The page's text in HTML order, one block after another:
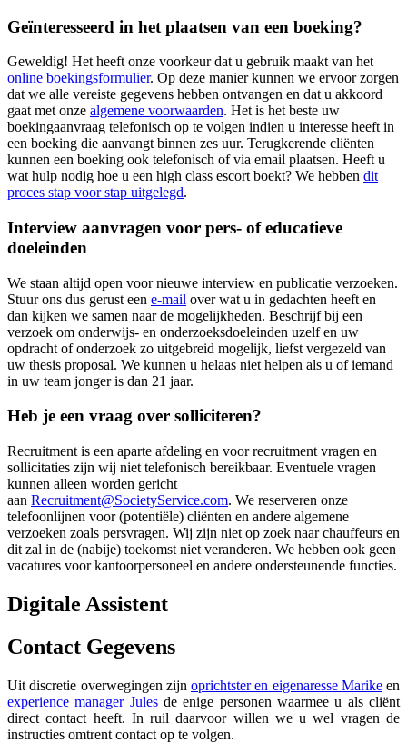
Geïnteresseerd in het plaatsen van een boeking?
Geweldig! Het heeft onze voorkeur dat u gebruik maakt van het
online boekingsformulier. Op deze manier kunnen we ervoor zorgen
dat we alle vereiste gegevens hebben ontvangen en dat u akkoord
gaat met onze algemene voorwaarden. Het is het beste uw
boekingaanvraag telefonisch op te volgen indien u interesse heeft in
een boeking die aanvangt binnen zes uur. Terugkerende cliënten
kunnen een boeking ook telefonisch of via email plaatsen. Heeft u
wat hulp nodig hoe u een high class escort boekt? We hebben dit
proces stap voor stap uitgelegd.
Interview aanvragen voor pers- of educatieve
doeleinden
We staan altijd open voor nieuwe interview en publicatie verzoeken.
Stuur ons dus gerust een e-mail over wat u in gedachten heeft en
dan kijken we samen naar de mogelijkheden. Beschrijf bij een
verzoek om onderwijs- en onderzoeksdoeleinden uzelf en uw
opdracht of onderzoek zo uitgebreid mogelijk, liefst vergezeld van
uw thesis proposal. We kunnen u helaas niet helpen als u of iemand
in uw team jonger is dan 21 jaar.
Heb je een vraag over solliciteren?
Recruitment is een aparte afdeling en voor recruitment vragen en
sollicitaties zijn wij niet telefonisch bereikbaar. Eventuele vragen
kunnen alleen worden gericht
aan Recruitment@SocietyService.com. We reserveren onze
telefoonlijnen voor (potentiële) cliënten en andere algemene
verzoeken zoals persvragen. Wij zijn niet op zoek naar chauffeurs en
dit zal in de (nabije) toekomst niet veranderen. We hebben ook geen
vacatures voor kantoorpersoneel en andere ondersteunende functies.
Digitale Assistent
Contact Gegevens
Uit discretie overwegingen zijn oprichtster en eigenaresse Marikeen
experience manager Julesde enige personen waarmee u als cliënt
direct contact heeft. In ruil daarvoor willen we u wel vragen de
instructies omtrent contact op te volgen.